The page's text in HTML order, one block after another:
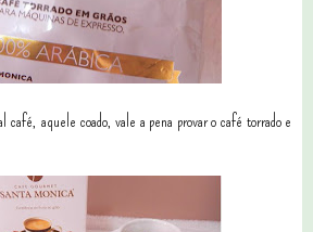
café, aquele coado, vale a pena provar o café torrado e